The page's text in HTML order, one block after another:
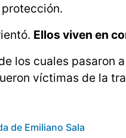
Ellos viven en
los cuales pasaron
víctimas de la
de Emiliano Sala